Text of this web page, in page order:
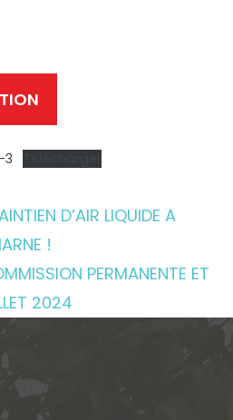
3
D’AIR LIQUIDE A
!
PERMANENTE ET
2024